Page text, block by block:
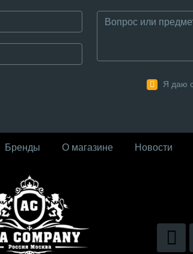
Я даю
Бренды О магазине Новости